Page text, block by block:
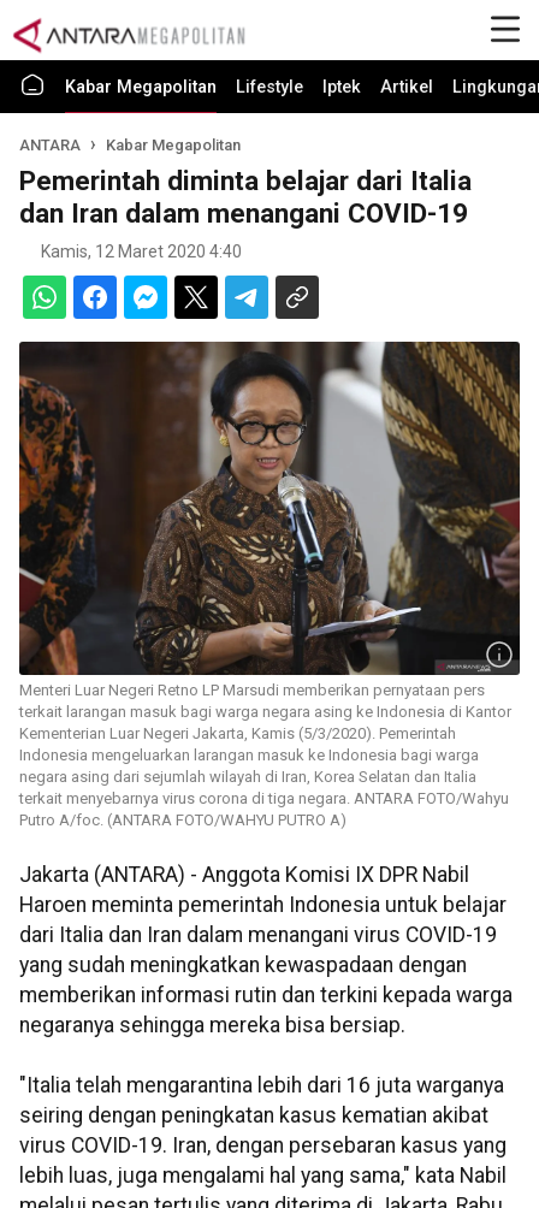
Kabar Megapolitan Lifestyle Iptek Artikel
ANTARA Kabar Megapolitan
Pemerintah diminta belajar dari Italia
dan Iran dalam menangani COVID-19
Kamis, 12 Maret 2020 4:40
Menteri Luar Negeri Retno LP Marsudi memberikan pernyataan pers
terkait larangan masuk bagi warga negara asing ke Indonesia di Kantor
Kementerian Luar Negeri Jakarta, Kamis (5/3/2020). Pemerintah
Indonesia mengeluarkan larangan masuk ke Indonesia bagi warga
negara asing dari sejumlah wilayah di Iran, Korea Selatan dan Italia
terkait menyebarnya virus corona di tiga negara. ANTARA FOTO/Wahyu
Putro A/foc. (ANTARA FOTO/WAHYU PUTRO A)
Jakarta (ANTARA) - Anggota Komisi IX DPR Nabil
Haroen meminta pemerintah Indonesia untuk belajar
dari Italia dan Iran dalam menangani virus COVID-19
yang sudah meningkatkan kewaspadaan dengan
memberikan informasi rutin dan terkini kepada warga
negaranya sehingga mereka bisa bersiap.
"Italia telah mengarantina lebih dari 16 juta warganya
seiring dengan peningkatan kasus kematian akibat
virus COVID-19. Iran, dengan persebaran kasus yang
lebih luas, juga mengalami hal yang sama," kata Nabil